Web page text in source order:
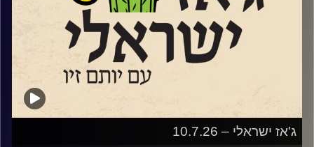
קרדיט תמונות: רותם בר-אילן
ג'אז ישראלי – 10.7.26